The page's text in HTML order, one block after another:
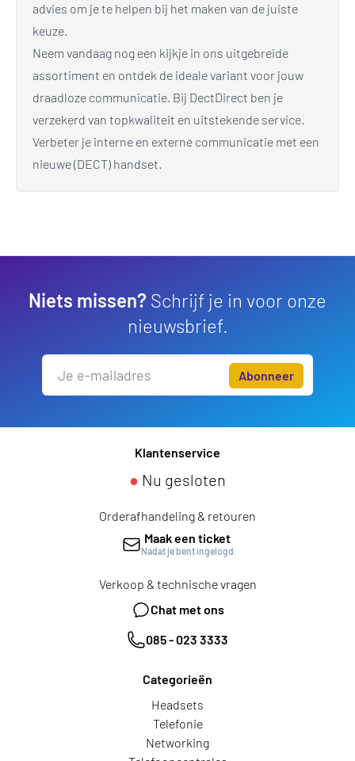
advies om je te helpen bij het maken van de juiste
keuze.
Neem vandaag nog een kijkje in ons uitgebreide
assortiment en ontdek de ideale variant voor jouw
draadloze communicatie. Bij DectDirect ben je
verzekerd van topkwaliteit en uitstekende service.
Verbeter je interne en externe communicatie met een
nieuwe (DECT) handset.
Niets missen? Schrijf je in voor onze
nieuwsbrief.
Abonneer
Klantenservice
● Nu gesloten
Orderafhandeling & retouren
Maak een ticket
Nadat je bent ingelogd
Verkoop & technische vragen
Chat met ons
085 - 023 3333
Categorieën
Headsets
Telefonie
Networking